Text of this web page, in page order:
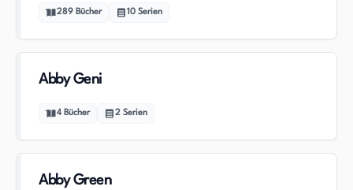
289 Bücher 10 Serien
Abby Geni
4 Bücher 2 Serien
Abby Green